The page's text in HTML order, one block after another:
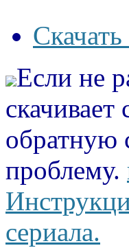
Если не
обратную
проблему.
сериала.